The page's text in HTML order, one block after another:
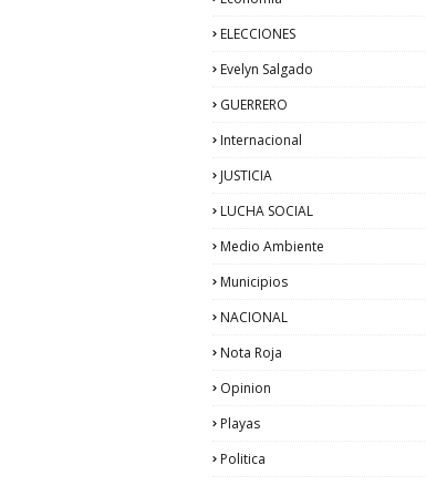
ELECCIONES
Evelyn Salgado
GUERRERO
Internacional
JUSTICIA
LUCHA SOCIAL
Medio Ambiente
Municipios
NACIONAL
Nota Roja
Opinion
Playas
Politica